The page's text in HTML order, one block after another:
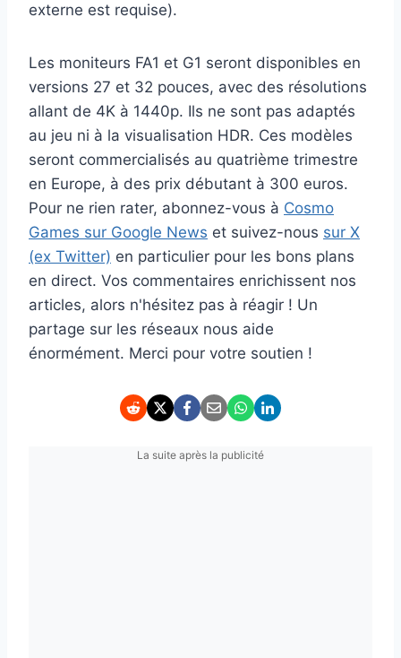
externe est requise).
Les moniteurs FA1 et G1 seront disponibles en
versions 27 et 32 pouces, avec des résolutions
allant de 4K à 1440p. Ils ne sont pas adaptés
au jeu ni à la visualisation HDR. Ces modèles
seront commercialisés au quatrième trimestre
en Europe, à des prix débutant à 300 euros.
Pour ne rien rater, abonnez-vous à Cosmo
Games sur Google News et suivez-nous sur X
(ex Twitter) en particulier pour les bons plans
en direct. Vos commentaires enrichissent nos
articles, alors n'hésitez pas à réagir ! Un
partage sur les réseaux nous aide
énormément. Merci pour votre soutien !
La suite après la publicité